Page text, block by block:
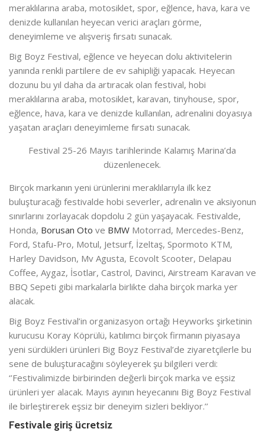
meraklılarına araba, motosiklet, spor, eğlence, hava, kara ve
denizde kullanılan heyecan verici araçları görme,
deneyimleme ve alışveriş fırsatı sunacak.
Big Boyz Festival, eğlence ve heyecan dolu aktivitelerin
yanında renkli partilere de ev sahipliği yapacak. Heyecan
dozunu bu yıl daha da artıracak olan festival, hobi
meraklılarına araba, motosiklet, karavan, tinyhouse, spor,
eğlence, hava, kara ve denizde kullanılan, adrenalini doyasıya
yaşatan araçları deneyimleme fırsatı sunacak.
Festival 25-26 Mayıs tarihlerinde Kalamış Marina’da
düzenlenecek.
Birçok markanın yeni ürünlerini meraklılarıyla ilk kez
buluşturacağı festivalde hobi severler, adrenalin ve aksiyonun
sınırlarını zorlayacak dopdolu 2 gün yaşayacak. Festivalde,
Honda, Borusan Oto ve BMW Motorrad, Mercedes-Benz,
Ford, Stafu-Pro, Motul, Jetsurf, İzeltaş, Spormoto KTM,
Harley Davidson, Mv Agusta, Ecovolt Scooter, Delapau
Coffee, Aygaz, İsotlar, Castrol, Davinci, Airstream Karavan ve
BBQ Sepeti gibi markalarla birlikte daha birçok marka yer
alacak.
Big Boyz Festival’in organizasyon ortağı Heyworks şirketinin
kurucusu Koray Köprülü, katılımcı birçok firmanın piyasaya
yeni sürdükleri ürünleri Big Boyz Festival’de ziyaretçilerle bu
sene de buluşturacağını söyleyerek şu bilgileri verdi:
‘’Festivalimizde birbirinden değerli birçok marka ve eşsiz
ürünleri yer alacak. Mayıs ayının heyecanını Big Boyz Festival
ile birleştirerek eşsiz bir deneyim sizleri bekliyor.’’
Festivale giriş ücretsiz